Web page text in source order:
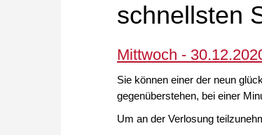
schnellsten
Mittwoch -
Sie können einer der neun
gegenüberstehen, bei einer
Um an der Verlosung